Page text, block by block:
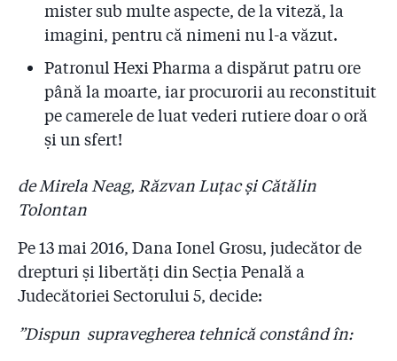
Coloneii care-i conduc pe pompieri refuză să facă
public Raportul de control al sponsorizărilor! Reacția
premierului Cioloș
#COLECTIV: Șefii IGSU își bat joc de cetățeni și de
promisiunea de transparență a premierului Cioloș
săptămîni înainte de incendiu! Pus în fața unui fax al
Gazetei, Arafat a ordonat azi noapte o anchetă la ISU
ISU!” Cine va plăti 50 de milioane de euro
despăgubiri?
întîmplat la ISU?!
mister sub multe aspecte, de la viteză, la
imagini, pentru că nimeni nu l-a văzut.
Patronul Hexi Pharma a dispărut patru ore
până la moarte, iar procurorii au reconstituit
pe camerele de luat vederi rutiere doar o oră
și un sfert!
de Mirela Neag, Răzvan Luțac și Cătălin
Tolontan
Pe 13 mai 2016, Dana Ionel Grosu, judecător de
drepturi și libertăți din Secția Penală a
Judecătoriei Sectorului 5, decide:
”Dispun supravegherea tehnică constând în: